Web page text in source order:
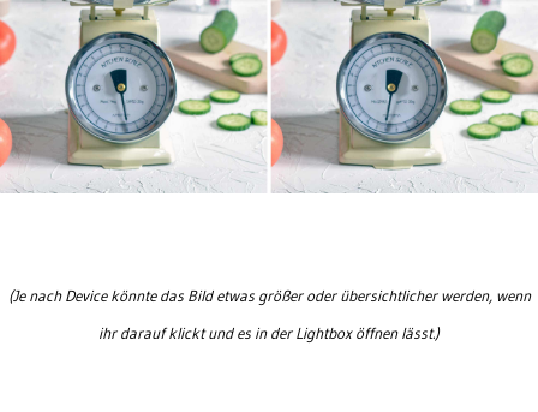
(Je nach Device könnte das Bild etwas größer oder übersichtlicher werden, wenn
ihr darauf klickt und es in der Lightbox öffnen lässt.)